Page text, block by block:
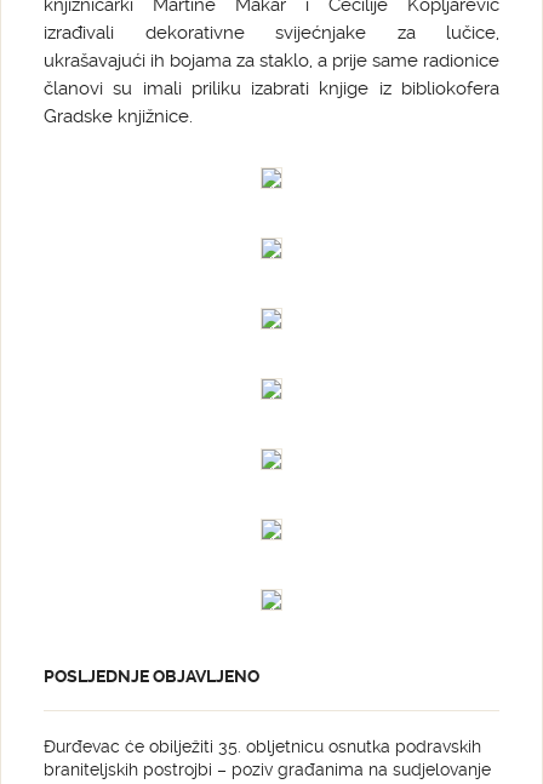
knjižničarki Martine Makar i Cecilije Kopljarević
izrađivali dekorativne svijećnjake za lučice,
ukrašavajući ih bojama za staklo, a prije same radionice
članovi su imali priliku izabrati knjige iz bibliokofera
Gradske knjižnice.
POSLJEDNJE OBJAVLJENO
Đurđevac će obilježiti 35. obljetnicu osnutka podravskih
braniteljskih postrojbi – poziv građanima na sudjelovanje